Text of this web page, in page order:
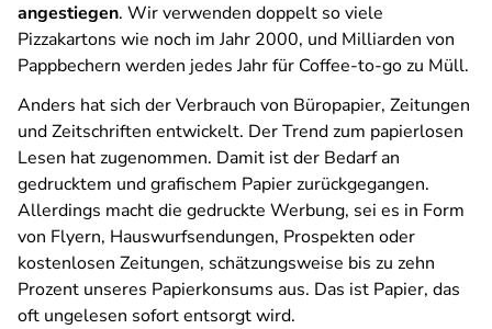
angestiegen. Wir verwenden doppelt so viele
Pizzakartons wie noch im Jahr 2000, und Milliarden von
Pappbechern werden jedes Jahr für Coffee-to-go zu Müll.
Anders hat sich der Verbrauch von Büropapier, Zeitungen
und Zeitschriften entwickelt. Der Trend zum papierlosen
Lesen hat zugenommen. Damit ist der Bedarf an
gedrucktem und grafischem Papier zurückgegangen.
Allerdings macht die gedruckte Werbung, sei es in Form
von Flyern, Hauswurfsendungen, Prospekten oder
kostenlosen Zeitungen, schätzungsweise bis zu zehn
Prozent unseres Papierkonsums aus. Das ist Papier, das
oft ungelesen sofort entsorgt wird.